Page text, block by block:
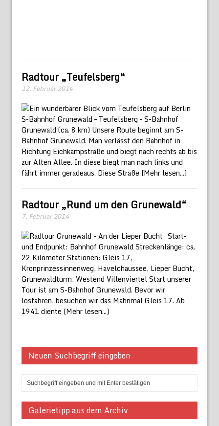
Radtour „Teufelsberg“
12. Februar 2014
S-Bahnhof Grunewald – Teufelsberg – S-Bahnhof
Grunewald (ca. 8 km) Unsere Route beginnt am S-
Bahnhof Grunewald. Man verlässt den Bahnhof in
Richtung Eichkampstraße und biegt nach rechts ab bis
zur Alten Allee. In diese biegt man nach links und
fährt immer geradeaus. Diese Straße [Mehr lesen...]
Radtour „Rund um den Grunewald“
7. Februar 2014
Start-
und Endpunkt: Bahnhof Grunewald Streckenlänge: ca.
22 Kilometer Stationen: Gleis 17,
Kronprinzessinnenweg, Havelchaussee, Lieper Bucht,
Grunewaldturm, Westend Villenviertel Start unserer
Tour ist am S-Bahnhof Grunewald. Bevor wir
losfahren, besuchen wir das Mahnmal Gleis 17. Ab
1941 diente [Mehr lesen...]
Neuen Suchbegriff eingeben
Galerietipp aus dem Archiv